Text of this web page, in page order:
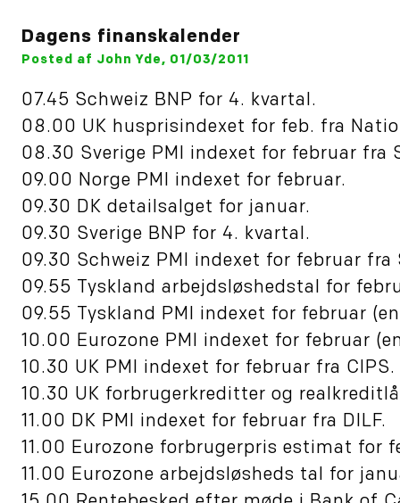
Dagens finanskalender
Posted af John Yde, 01/03/2011
07.45 Schweiz BNP for 4. kvartal.
08.00 UK husprisindexet for feb. fra
08.30 Sverige PMI indexet for februar fra
09.00 Norge PMI indexet for februar.
09.30 DK detailsalget for januar.
09.30 Sverige BNP for 4. kvartal.
09.30 Schweiz PMI indexet for februar fra
09.55 Tyskland arbejdsløshedstal for
09.55 Tyskland PMI indexet for februar
10.00 Eurozone PMI indexet for februar
10.30 UK PMI indexet for februar fra CIPS.
10.30 UK forbrugerkreditter og
11.00 DK PMI indexet for februar fra DILF.
11.00 Eurozone forbrugerpris estimat for
11.00 Eurozone arbejdsløsheds tal for